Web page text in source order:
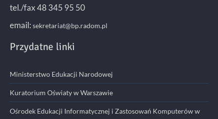
tel./fax 48 345 95 50
email: sekretariat@bp.radom.pl
Przydatne linki
Ministerstwo Edukacji Narodowej
Kuratorium Oświaty w Warszawie
Ośrodek Edukacji Informatycznej i Zastosowań Komputerów w